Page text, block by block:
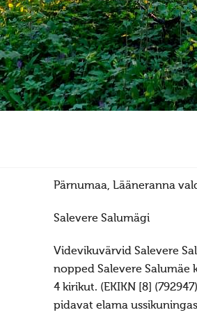
Pärnumaa, Lääneranna
Salevere Salumägi
Videvikuvärvid Salevere
nopped Salevere Salumäe
4 kirikut. (EKIKN [8]
pidavat elama